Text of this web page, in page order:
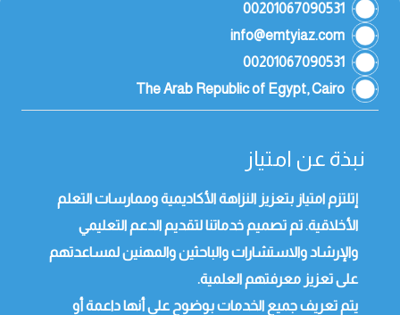
00201067090531
info@emtyiaz.com
00201067090531
The Arab Republic of Egypt, Cairo
نبذة عن امتياز
إتلتزم امتياز بتعزيز النزاهة الأكاديمية وممارسات التعلم
الأخلاقية. تم تصميم خدماتنا لتقديم الدعم التعليمي
والإرشاد والاستشارات والباحثين والمهنين لمساعدتهم
على تعزيز معرفتهم العلمية.
يتم تعريف جميع الخدمات بوضوح على أنها داعمة أو